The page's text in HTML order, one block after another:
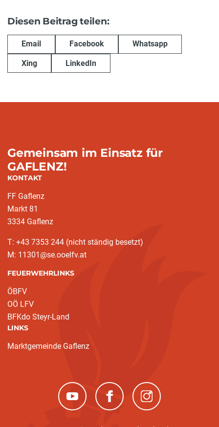
Diesen Beitrag teilen:
Email Facebook Whatsapp
Xing LinkedIn
Gemeinsam im Einsatz für
GAFLENZ!
KONTAKT
FF Gaflenz
Markt 81
3334 Gaflenz
T: +43 7353 244 (nicht ständig besetzt)
M: 11301@se.ooelfv.at
FEUERWEHRLINKS
ÖBFV
OÖ LFV
BFKdo Steyr-Land
LINKS
Marktgemeinde Gaflenz
(neues Fenster)(neues Fenster)(neues Fenster)